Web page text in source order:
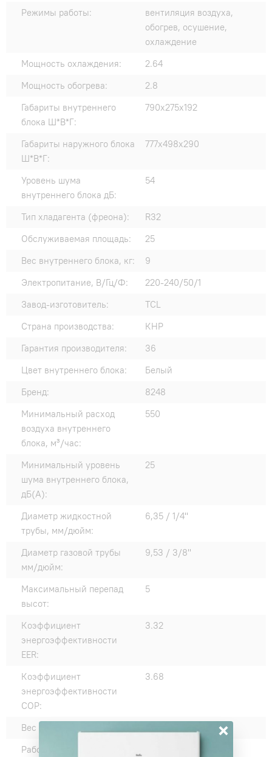
Режимы работы:
вентиляция воздуха,
обогрев, осушение,
охлаждение
Мощность охлаждения:
2.64
Мощность обогрева:
2.8
Габариты внутреннего
блока Ш*В*Г:
790х275х192
Габариты наружного блока
Ш*В*Г:
777х498х290
Уровень шума
внутреннего блока дБ:
54
Тип хладагента (фреона):
R32
Обслуживаемая площадь:
25
Вес внутреннего блока, кг:
9
Электропитание, В/Гц/Ф:
220-240/50/1
Завод-изготовитель:
TCL
Страна производства:
КНР
Гарантия производителя:
36
Цвет внутреннего блока:
Белый
Бренд:
8248
Минимальный расход
воздуха внутреннего
блока, м³/час:
550
Минимальный уровень
шума внутреннего блока,
дБ(А):
25
Диаметр жидкостной
трубы, мм/дюйм:
6,35 / 1/4"
Диаметр газовой трубы
мм/дюйм:
9,53 / 3/8"
Максимальный перепад
высот:
5
Коэффициент
энергоэффективности
EER:
3.32
Коэффициент
энергоэффективности
COP:
3.68
Вес внешнего блока, кг:
Рабочие температурные
×